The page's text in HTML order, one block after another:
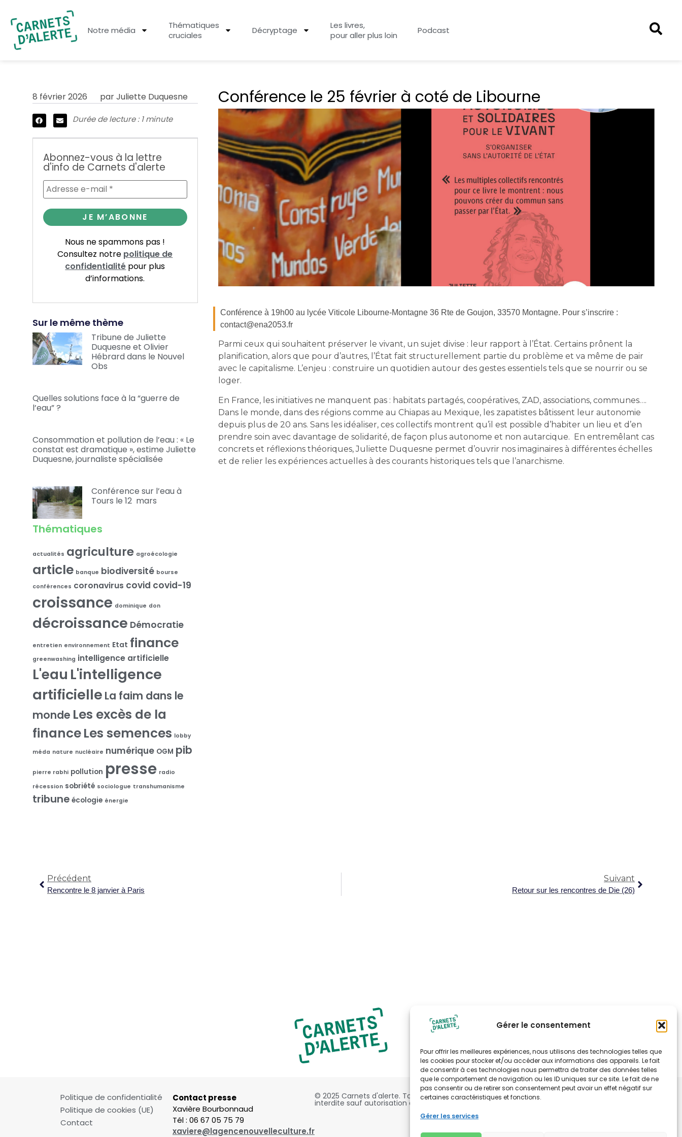
Gérer le consentement
Pour offrir les meilleures expériences, nous utilisons des technologies telles que
les cookies pour stocker et/ou accéder aux informations des appareils. Le fait
de consentir à ces technologies nous permettra de traiter des données telles
que le comportement de navigation ou les ID uniques sur ce site. Le fait de ne
pas consentir ou de retirer son consentement peut avoir un effet négatif sur
certaines caractéristiques et fonctions.
Gérer les services
Notre média
Thématiques
cruciales
Décryptage
Les livres,
pour aller plus loin
Podcast
Conférence le 25 février à coté de Libourne
Conférence à 19h00 au lycée Viticole Libourne-Montagne 36 Rte de Goujon, 33570 Montagne. Pour s’inscrire :
contact@ena2053.fr
Parmi ceux qui souhaitent préserver le vivant, un sujet divise : leur rapport à l’État. Certains prônent la
planification, alors que pour d’autres, l’État fait structurellement partie du problème et va même de pair
avec le capitalisme. L’enjeu : construire un quotidien autour des gestes essentiels tels que se nourrir ou se
loger.
En France, les initiatives ne manquent pas : habitats partagés, coopératives, ZAD, associations, communes….
Dans le monde, dans des régions comme au Chiapas au Mexique, les zapatistes bâtissent leur autonomie
depuis plus de 20 ans. Sans les idéaliser, ces collectifs montrent qu’il est possible d’habiter un lieu et d’en
prendre soin avec davantage de solidarité, de façon plus autonome et non autarcique. En entremêlant cas
concrets et réflexions théoriques, Juliette Duquesne permet d’ouvrir nos imaginaires à différentes échelles
et de relier les expériences actuelles à des courants historiques tels que l’anarchisme.
8 février 2026 parJuliette Duquesne
Durée de lecture : 1 minute
Abonnez-vous à la lettre
d'info de Carnets d'alerte
Nous ne spammons pas !
Consultez notre politique de
confidentialité pour plus
d’informations.
Sur le même thème
Tribune de Juliette
Duquesne et Olivier
Hébrard dans le Nouvel
Obs
Quelles solutions face à la “guerre de
l’eau” ?
Consommation et pollution de l’eau : « Le
constat est dramatique », estime Juliette
Duquesne, journaliste spécialisée
Conférence sur l’eau à
Tours le 12 mars
Thématiques
actualités agriculture agroécologie
article banque biodiversité bourse
conférences coronavirus covid covid-19
croissance dominique don
décroissance Démocratie
entretien environnement Etat finance
greenwashing intelligence artificielle
L'eau L'intelligence
artificielle La faim dans le
monde Les excès de la
financeLes semences lobby
méda nature nucléaire numérique OGM pib
pierre rabhi pollution presse radio
récession sobriété sociologue transhumanisme
tribune écologie énergie
Précédent
Rencontre le 8 janvier à Paris
Suivant
Retour sur les rencontres de Die (26)
Politique de confidentialité
Politique de cookies (UE)
Contact
Contact presse
Xavière Bourbonnaud
Tél : 06 67 05 75 79
xaviere@lagencenouvelleculture.fr
© 2025 Carnets d'alerte. Toute reproduction, intégrale ou partielle des éléments du site est
interdite sauf autorisation expresse et préalable de Carnets d'alerte.